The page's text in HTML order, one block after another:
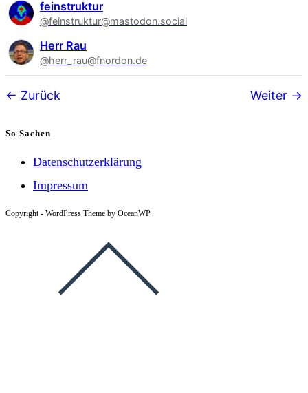
feinstruktur
@feinstruktur@mastodon.social
Herr Rau
@herr_rau@fnordon.de
Follower-
Zurück Weiter
So Sachen
Datenschutzerklärung
Impressum
Copyright - WordPress Theme by OceanWP